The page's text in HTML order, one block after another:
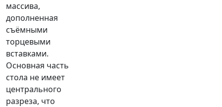
массива,
дополненная
съёмными
торцевыми
вставками.
Основная часть
стола не имеет
центрального
разреза, что